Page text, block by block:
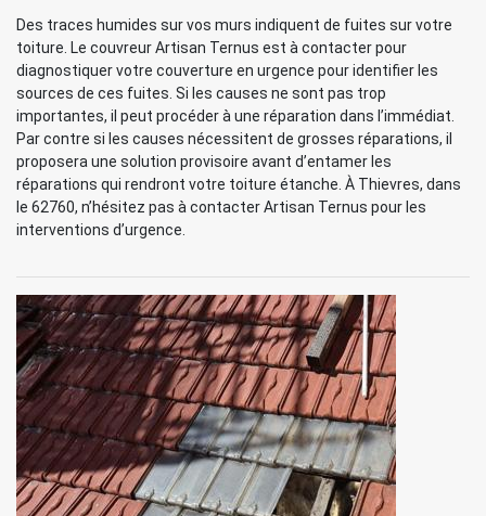
Des traces humides sur vos murs indiquent de fuites sur votre
toiture. Le couvreur Artisan Ternus est à contacter pour
diagnostiquer votre couverture en urgence pour identifier les
sources de ces fuites. Si les causes ne sont pas trop
importantes, il peut procéder à une réparation dans l’immédiat.
Par contre si les causes nécessitent de grosses réparations, il
proposera une solution provisoire avant d’entamer les
réparations qui rendront votre toiture étanche. À Thievres, dans
le 62760, n’hésitez pas à contacter Artisan Ternus pour les
interventions d’urgence.